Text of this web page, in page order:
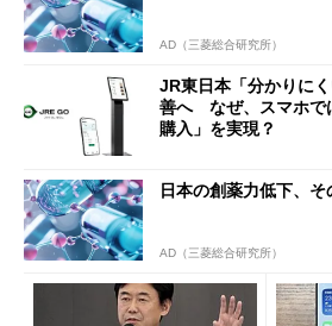
AD（三菱総合研究所）
JR東日本「分かりに
善へ なぜ、スマホで
購入」を実現？
日本の創薬力低下、
AD（三菱総合研究所）